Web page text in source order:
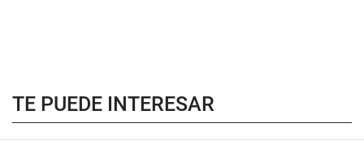
TE PUEDE INTERESAR